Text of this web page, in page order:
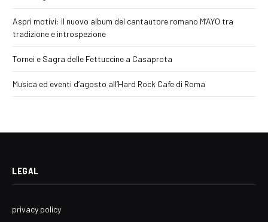
Aspri motivi: il nuovo album del cantautore romano M’AYO tra
tradizione e introspezione
Tornei e Sagra delle Fettuccine a Casaprota
Musica ed eventi d’agosto all’Hard Rock Cafe di Roma
LEGAL
privacy policy